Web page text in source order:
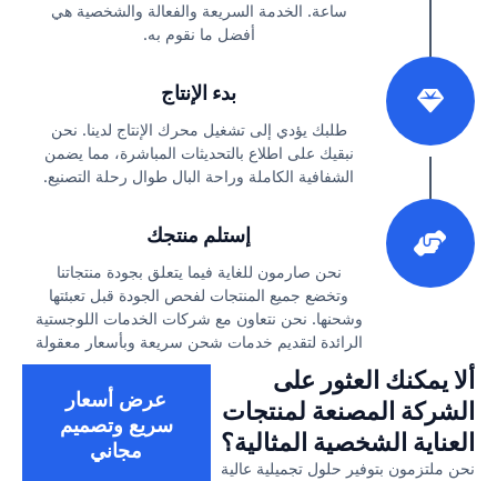
ساعة. الخدمة السريعة والفعالة والشخصية هي
أفضل ما نقوم به.
بدء الإنتاج
طلبك يؤدي إلى تشغيل محرك الإنتاج لدينا. نحن
نبقيك على اطلاع بالتحديثات المباشرة، مما يضمن
الشفافية الكاملة وراحة البال طوال رحلة التصنيع.
إستلم منتجك
نحن صارمون للغاية فيما يتعلق بجودة منتجاتنا
وتخضع جميع المنتجات لفحص الجودة قبل تعبئتها
وشحنها. نحن نتعاون مع شركات الخدمات اللوجستية
الرائدة لتقديم خدمات شحن سريعة وبأسعار معقولة
ألا يمكنك العثور على
الشركة المصنعة لمنتجات
العناية الشخصية المثالية؟
نحن ملتزمون بتوفير حلول تجميلية عالية
عرض أسعار
سريع وتصميم
مجاني